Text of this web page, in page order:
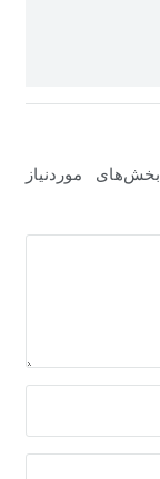
بخش‌های موردنیاز